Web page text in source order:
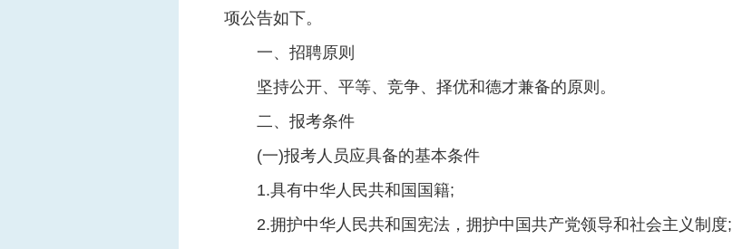
项公告如下。
一、招聘原则
坚持公开、平等、竞争、择优和德才兼备的原则。
二、报考条件
(一)报考人员应具备的基本条件
1.具有中华人民共和国国籍;
2.拥护中华人民共和国宪法，拥护中国共产党领导和社会主义制度;